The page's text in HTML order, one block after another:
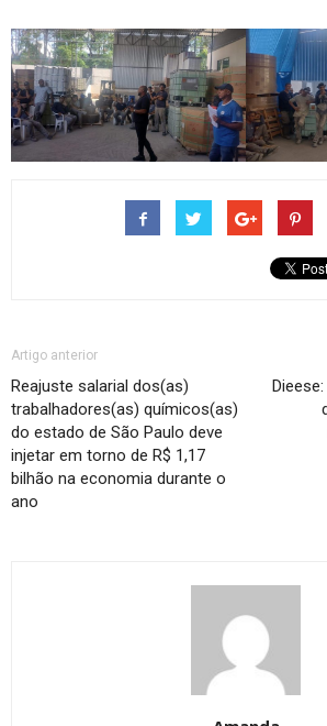
Artigo anterior
Reajuste salarial dos(as)
trabalhadores(as) químicos(as)
do estado de São Paulo deve
injetar em torno de R$ 1,17
bilhão na economia durante o
ano